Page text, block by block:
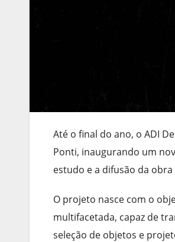
Até o final do ano, o ADI
Ponti, inaugurando um
estudo e a difusão da
O projeto nasce com o
multifacetada, capaz de
seleção de objetos e